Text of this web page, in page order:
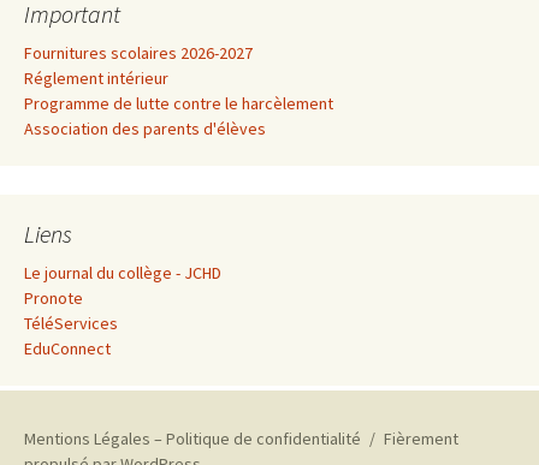
Important
Fournitures scolaires 2026-2027
Réglement intérieur
Programme de lutte contre le harcèlement
Association des parents d'élèves
Liens
Le journal du collège - JCHD
Pronote
TéléServices
EduConnect
Mentions Légales – Politique de confidentialité
Fièrement